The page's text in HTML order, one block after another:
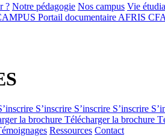
? Notre pédagogie Nos campus Vie
Portail documentaire AFRIS
S’inscrire S’inscrire S’inscrire
la brochure Télécharger la brochure
Ressources Contact